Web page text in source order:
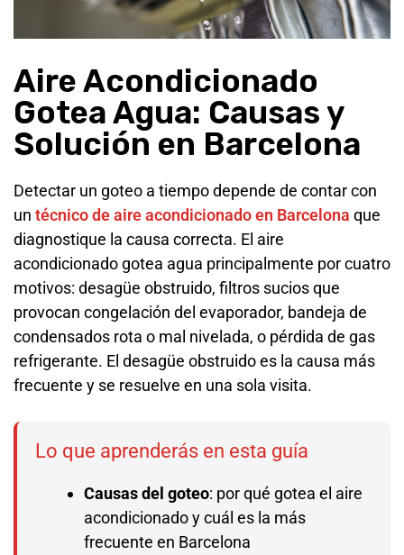
Aire Acondicionado
Gotea Agua: Causas y
Solución en Barcelona
Detectar un goteo a tiempo depende de contar con
un técnico de aire acondicionado en Barcelona que
diagnostique la causa correcta. El aire
acondicionado gotea agua principalmente por cuatro
motivos: desagüe obstruido, filtros sucios que
provocan congelación del evaporador, bandeja de
condensados rota o mal nivelada, o pérdida de gas
refrigerante. El desagüe obstruido es la causa más
frecuente y se resuelve en una sola visita.
Lo que aprenderás en esta guía
Causas del goteo: por qué gotea el aire
acondicionado y cuál es la más
frecuente en Barcelona